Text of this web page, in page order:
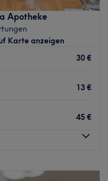
Apotheke
Karte anzeigen
30 €
13 €
45 €
08:00